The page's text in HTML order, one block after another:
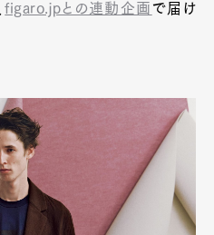
figaro.jpとの連動企画 で届け